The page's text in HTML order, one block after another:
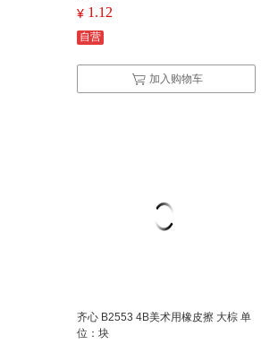
¥ 1.12
自营
加入购物车
齐心 B2553 4B美术用橡皮擦 大棕 单
位：块